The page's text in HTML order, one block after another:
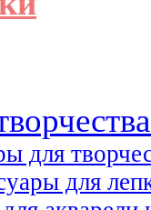
для
для